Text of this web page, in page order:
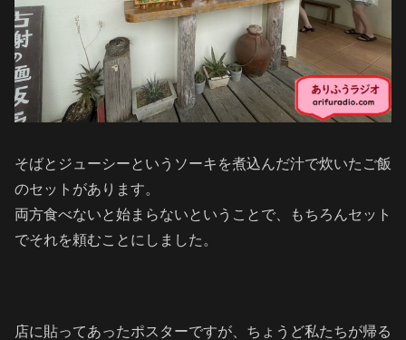
そばとジューシーというソーキを煮込んだ汁で炊いたご飯
のセットがあります。
両方食べないと始まらないということで、もちろんセット
でそれを頼むことにしました。
店に貼ってあったポスターですが、ちょうど私たちが帰る